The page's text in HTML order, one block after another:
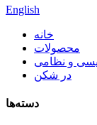
English
خانه
محصولات
و نظامی
در شکن
دسته‌ها